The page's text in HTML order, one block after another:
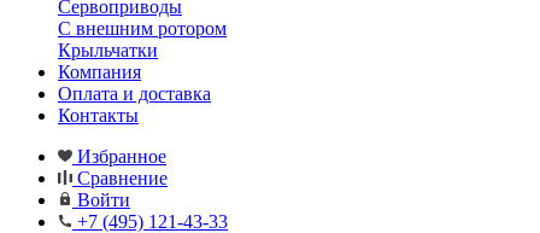
Сервоприводы
С внешним ротором
Крыльчатки
Компания
Оплата и доставка
Контакты
Избранное
Сравнение
Войти
+7 (495) 121-43-33